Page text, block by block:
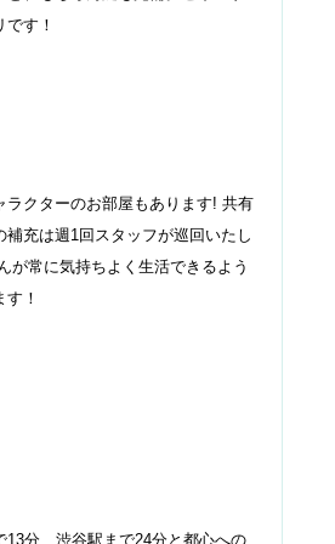
す！
ラクターのお部屋もあります! 共有
補充は週1回スタッフが巡回いたし
が常に気持ちよく生活できるよう
！
13分、渋谷駅まで24分と都心への